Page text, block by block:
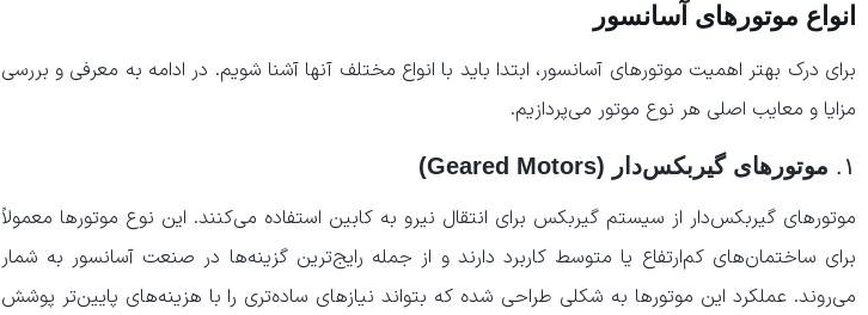
انواع موتورهای آسانسور
برای درک بهتر اهمیت موتورهای آسانسور، ابتدا باید با انواع مختلف آنها آشنا شویم. در ادامه به معرفی و بررسی
مزایا و معایب اصلی هر نوع موتور می‌پردازیم.
۱. موتورهای گیربکس‌دار (Geared Motors)
موتورهای گیربکس‌دار از سیستم گیربکس برای انتقال نیرو به کابین استفاده می‌کنند. این نوع موتورها معمولاً
برای ساختمان‌های کم‌ارتفاع یا متوسط کاربرد دارند و از جمله رایج‌ترین گزینه‌ها در صنعت آسانسور به شمار
می‌روند. عملکرد این موتورها به شکلی طراحی شده که بتواند نیازهای ساده‌تری را با هزینه‌های پایین‌تر پوشش